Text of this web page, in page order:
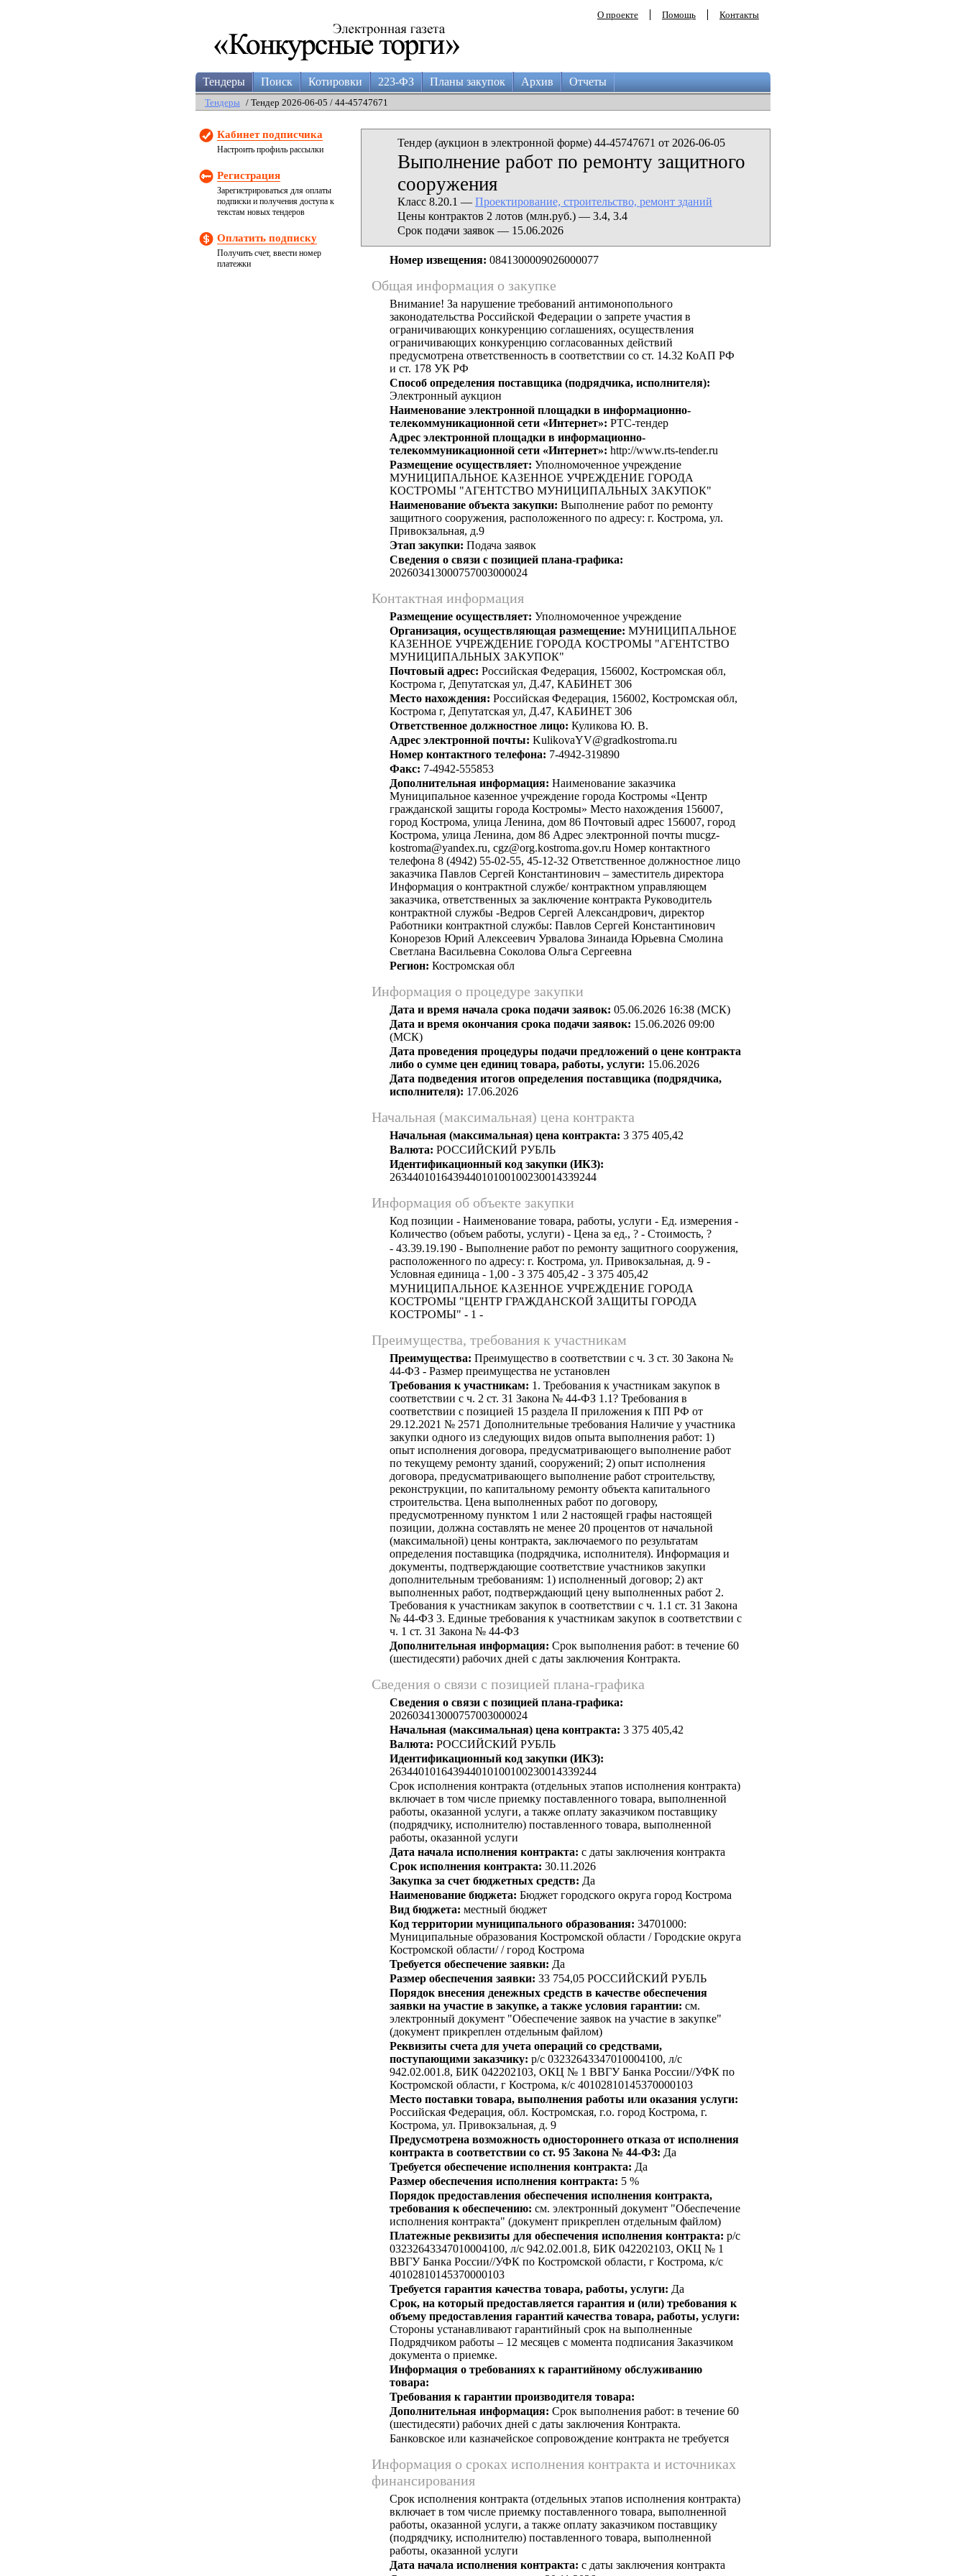
О проекте Помощь Контакты
Тендеры Поиск Котировки 223-ФЗ Планы закупок Архив Отчеты
Тендеры / Тендер 2026-06-05 / 44-45747671
Кабинет подписчика
Настроить профиль рассылки
Регистрация
Зарегистрироваться для оплаты
подписки и получения доступа к
текстам новых тендеров
Оплатить подписку
Получить счет, ввести номер
платежки
Тендер (аукцион в электронной форме) 44-45747671 от 2026-06-05
Выполнение работ по ремонту защитного
сооружения
Класс 8.20.1 — Проектирование, строительство, ремонт зданий
Цены контрактов 2 лотов (млн.руб.) — 3.4, 3.4
Срок подачи заявок — 15.06.2026
Номер извещения: 0841300009026000077
Общая информация о закупке
Внимание! За нарушение требований антимонопольного
законодательства Российской Федерации о запрете участия в
ограничивающих конкуренцию соглашениях, осуществления
ограничивающих конкуренцию согласованных действий
предусмотрена ответственность в соответствии со ст. 14.32 КоАП РФ
и ст. 178 УК РФ
Способ определения поставщика (подрядчика, исполнителя):
Электронный аукцион
Наименование электронной площадки в информационно-
телекоммуникационной сети «Интернет»: РТС-тендер
Адрес электронной площадки в информационно-
телекоммуникационной сети «Интернет»: http://www.rts-tender.ru
Размещение осуществляет: Уполномоченное учреждение
МУНИЦИПАЛЬНОЕ КАЗЕННОЕ УЧРЕЖДЕНИЕ ГОРОДА
КОСТРОМЫ "АГЕНТСТВО МУНИЦИПАЛЬНЫХ ЗАКУПОК"
Наименование объекта закупки: Выполнение работ по ремонту
защитного сооружения, расположенного по адресу: г. Кострома, ул.
Привокзальная, д.9
Этап закупки: Подача заявок
Сведения о связи с позицией плана-графика:
202603413000757003000024
Контактная информация
Размещение осуществляет: Уполномоченное учреждение
Организация, осуществляющая размещение: МУНИЦИПАЛЬНОЕ
КАЗЕННОЕ УЧРЕЖДЕНИЕ ГОРОДА КОСТРОМЫ "АГЕНТСТВО
МУНИЦИПАЛЬНЫХ ЗАКУПОК"
Почтовый адрес: Российская Федерация, 156002, Костромская обл,
Кострома г, Депутатская ул, Д.47, КАБИНЕТ 306
Место нахождения: Российская Федерация, 156002, Костромская обл,
Кострома г, Депутатская ул, Д.47, КАБИНЕТ 306
Ответственное должностное лицо: Куликова Ю. В.
Адрес электронной почты: KulikovaYV@gradkostroma.ru
Номер контактного телефона: 7-4942-319890
Факс: 7-4942-555853
Дополнительная информация: Наименование заказчика
Муниципальное казенное учреждение города Костромы «Центр
гражданской защиты города Костромы» Место нахождения 156007,
город Кострома, улица Ленина, дом 86 Почтовый адрес 156007, город
Кострома, улица Ленина, дом 86 Адрес электронной почты mucgz-
kostroma@yandex.ru, cgz@org.kostroma.gov.ru Номер контактного
телефона 8 (4942) 55-02-55, 45-12-32 Ответственное должностное лицо
заказчика Павлов Сергей Константинович – заместитель директора
Информация о контрактной службе/ контрактном управляющем
заказчика, ответственных за заключение контракта Руководитель
контрактной службы -Ведров Сергей Александрович, директор
Работники контрактной службы: Павлов Сергей Константинович
Конорезов Юрий Алексеевич Урвалова Зинаида Юрьевна Смолина
Светлана Васильевна Соколова Ольга Сергеевна
Регион: Костромская обл
Информация о процедуре закупки
Дата и время начала срока подачи заявок: 05.06.2026 16:38 (МСК)
Дата и время окончания срока подачи заявок: 15.06.2026 09:00
(МСК)
Дата проведения процедуры подачи предложений о цене контракта
либо о сумме цен единиц товара, работы, услуги: 15.06.2026
Дата подведения итогов определения поставщика (подрядчика,
исполнителя): 17.06.2026
Начальная (максимальная) цена контракта
Начальная (максимальная) цена контракта: 3 375 405,42
Валюта: РОССИЙСКИЙ РУБЛЬ
Идентификационный код закупки (ИКЗ):
263440101643944010100100230014339244
Информация об объекте закупки
Код позиции - Наименование товара, работы, услуги - Ед. измерения -
Количество (объем работы, услуги) - Цена за ед., ? - Стоимость, ?
- 43.39.19.190 - Выполнение работ по ремонту защитного сооружения,
расположенного по адресу: г. Кострома, ул. Привокзальная, д. 9 -
Условная единица - 1,00 - 3 375 405,42 - 3 375 405,42
МУНИЦИПАЛЬНОЕ КАЗЕННОЕ УЧРЕЖДЕНИЕ ГОРОДА
КОСТРОМЫ "ЦЕНТР ГРАЖДАНСКОЙ ЗАЩИТЫ ГОРОДА
КОСТРОМЫ" - 1 -
Преимущества, требования к участникам
Преимущества: Преимущество в соответствии с ч. 3 ст. 30 Закона №
44-ФЗ - Размер преимущества не установлен
Требования к участникам: 1. Требования к участникам закупок в
соответствии с ч. 2 ст. 31 Закона № 44-ФЗ 1.1? Требования в
соответствии с позицией 15 раздела II приложения к ПП РФ от
29.12.2021 № 2571 Дополнительные требования Наличие у участника
закупки одного из следующих видов опыта выполнения работ: 1)
опыт исполнения договора, предусматривающего выполнение работ
по текущему ремонту зданий, сооружений; 2) опыт исполнения
договора, предусматривающего выполнение работ строительству,
реконструкции, по капитальному ремонту объекта капитального
строительства. Цена выполненных работ по договору,
предусмотренному пунктом 1 или 2 настоящей графы настоящей
позиции, должна составлять не менее 20 процентов от начальной
(максимальной) цены контракта, заключаемого по результатам
определения поставщика (подрядчика, исполнителя). Информация и
документы, подтверждающие соответствие участников закупки
дополнительным требованиям: 1) исполненный договор; 2) акт
выполненных работ, подтверждающий цену выполненных работ 2.
Требования к участникам закупок в соответствии с ч. 1.1 ст. 31 Закона
№ 44-ФЗ 3. Единые требования к участникам закупок в соответствии с
ч. 1 ст. 31 Закона № 44-ФЗ
Дополнительная информация: Срок выполнения работ: в течение 60
(шестидесяти) рабочих дней с даты заключения Контракта.
Сведения о связи с позицией плана-графика
Сведения о связи с позицией плана-графика:
202603413000757003000024
Начальная (максимальная) цена контракта: 3 375 405,42
Валюта: РОССИЙСКИЙ РУБЛЬ
Идентификационный код закупки (ИКЗ):
263440101643944010100100230014339244
Срок исполнения контракта (отдельных этапов исполнения контракта)
включает в том числе приемку поставленного товара, выполненной
работы, оказанной услуги, а также оплату заказчиком поставщику
(подрядчику, исполнителю) поставленного товара, выполненной
работы, оказанной услуги
Дата начала исполнения контракта: с даты заключения контракта
Срок исполнения контракта: 30.11.2026
Закупка за счет бюджетных средств: Да
Наименование бюджета: Бюджет городского округа город Кострома
Вид бюджета: местный бюджет
Код территории муниципального образования: 34701000:
Муниципальные образования Костромской области / Городские округа
Костромской области/ / город Кострома
Требуется обеспечение заявки: Да
Размер обеспечения заявки: 33 754,05 РОССИЙСКИЙ РУБЛЬ
Порядок внесения денежных средств в качестве обеспечения
заявки на участие в закупке, а также условия гарантии: см.
электронный документ "Обеспечение заявок на участие в закупке"
(документ прикреплен отдельным файлом)
Реквизиты счета для учета операций со средствами,
поступающими заказчику: p/c 03232643347010004100, л/c
942.02.001.8, БИК 042202103, ОКЦ № 1 ВВГУ Банка России//УФК по
Костромской области, г Кострома, к/c 40102810145370000103
Место поставки товара, выполнения работы или оказания услуги:
Российская Федерация, обл. Костромская, г.о. город Кострома, г.
Кострома, ул. Привокзальная, д. 9
Предусмотрена возможность одностороннего отказа от исполнения
контракта в соответствии со ст. 95 Закона № 44-ФЗ: Да
Требуется обеспечение исполнения контракта: Да
Размер обеспечения исполнения контракта: 5 %
Порядок предоставления обеспечения исполнения контракта,
требования к обеспечению: см. электронный документ "Обеспечение
исполнения контракта" (документ прикреплен отдельным файлом)
Платежные реквизиты для обеспечения исполнения контракта: p/c
03232643347010004100, л/c 942.02.001.8, БИК 042202103, ОКЦ № 1
ВВГУ Банка России//УФК по Костромской области, г Кострома, к/c
40102810145370000103
Требуется гарантия качества товара, работы, услуги: Да
Срок, на который предоставляется гарантия и (или) требования к
объему предоставления гарантий качества товара, работы, услуги:
Стороны устанавливают гарантийный срок на выполненные
Подрядчиком работы – 12 месяцев с момента подписания Заказчиком
документа о приемке.
Информация о требованиях к гарантийному обслуживанию
товара:
Требования к гарантии производителя товара:
Дополнительная информация: Срок выполнения работ: в течение 60
(шестидесяти) рабочих дней с даты заключения Контракта.
Банковское или казначейское сопровождение контракта не требуется
Информация о сроках исполнения контракта и источниках
финансирования
Срок исполнения контракта (отдельных этапов исполнения контракта)
включает в том числе приемку поставленного товара, выполненной
работы, оказанной услуги, а также оплату заказчиком поставщику
(подрядчику, исполнителю) поставленного товара, выполненной
работы, оказанной услуги
Дата начала исполнения контракта: с даты заключения контракта